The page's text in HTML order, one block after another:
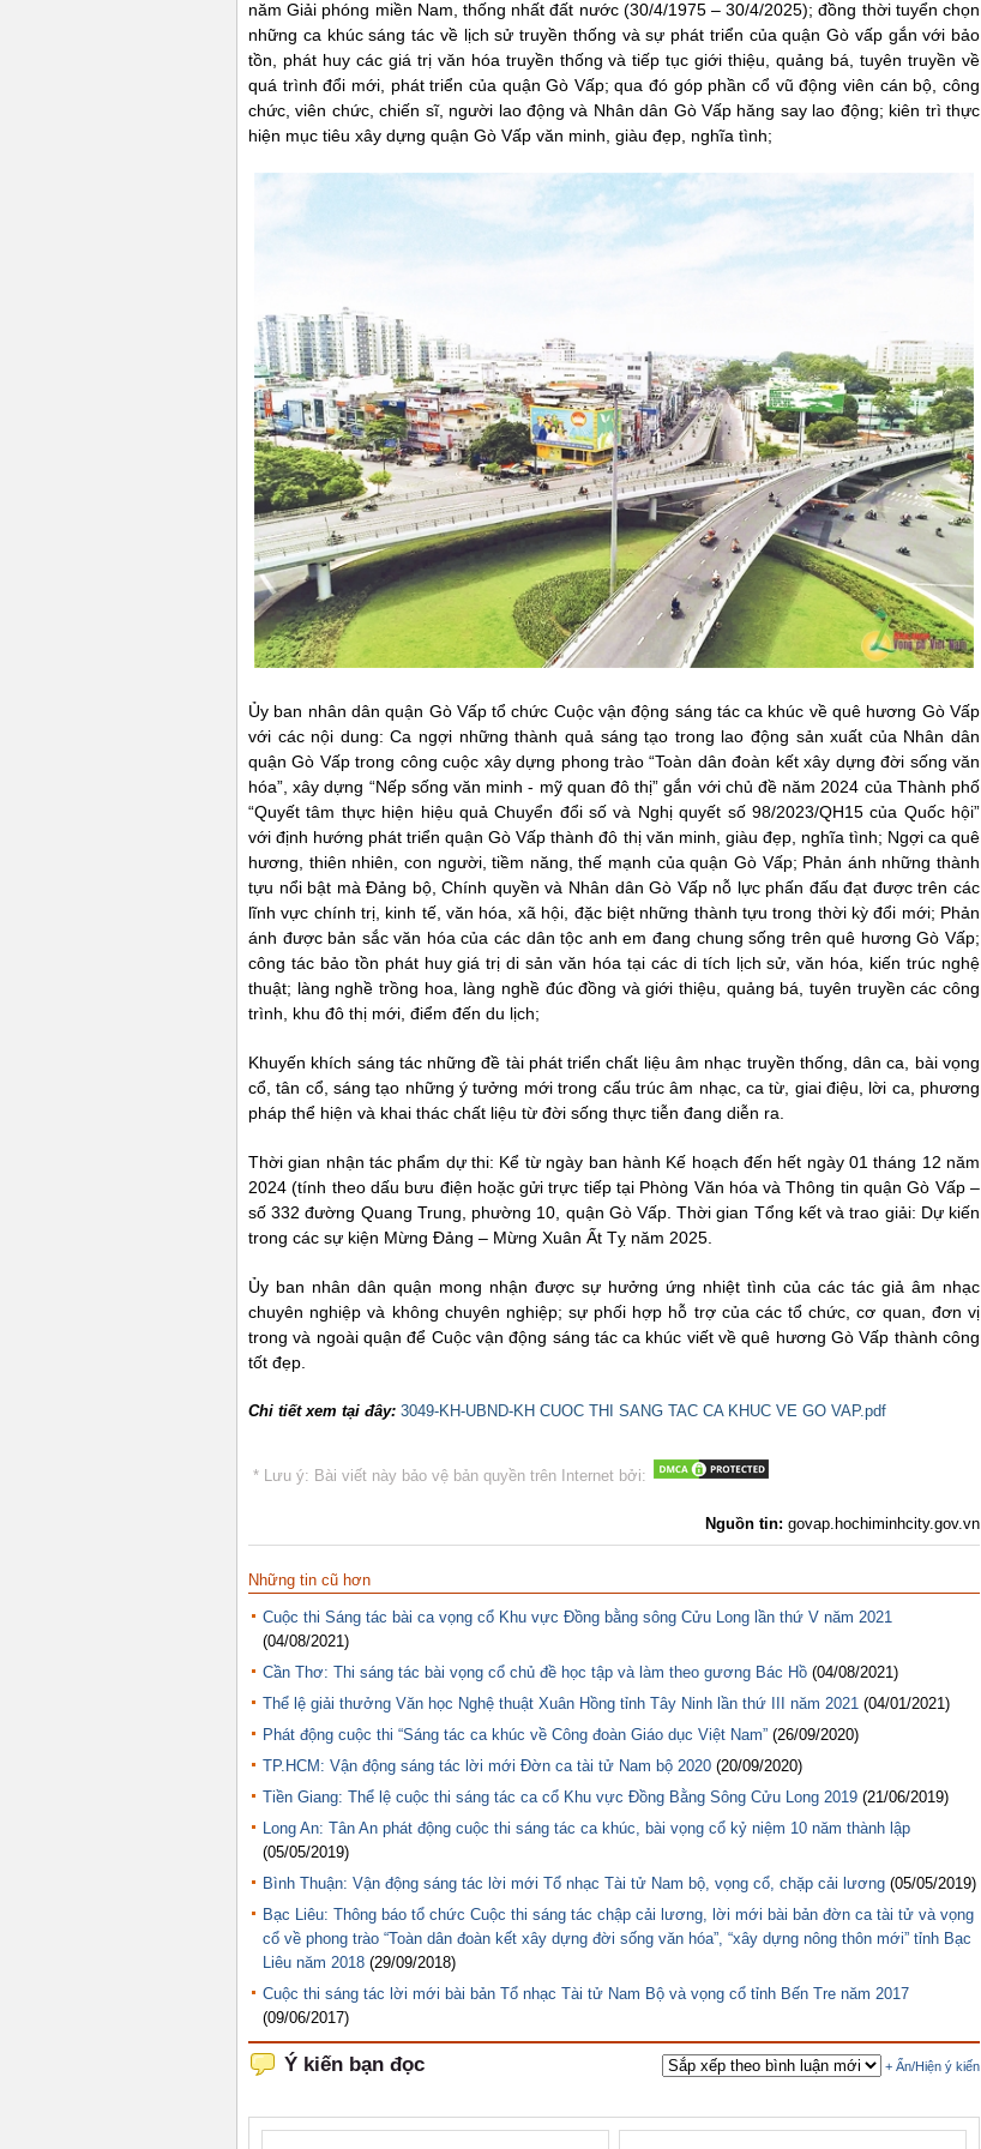
năm Giải phóng miền Nam, thống nhất đất nước (30/4/1975 – 30/4/2025); đồng thời tuyển chọn
những ca khúc sáng tác về lịch sử truyền thống và sự phát triển của quận Gò vấp gắn với bảo
tồn, phát huy các giá trị văn hóa truyền thống và tiếp tục giới thiệu, quảng bá, tuyên truyền về
quá trình đổi mới, phát triển của quận Gò Vấp; qua đó góp phần cổ vũ động viên cán bộ, công
chức, viên chức, chiến sĩ, người lao động và Nhân dân Gò Vấp hăng say lao động; kiên trì thực
hiện mục tiêu xây dựng quận Gò Vấp văn minh, giàu đẹp, nghĩa tình;
Ủy ban nhân dân quận Gò Vấp tổ chức Cuộc vận động sáng tác ca khúc về quê hương Gò Vấp
với các nội dung: Ca ngợi những thành quả sáng tạo trong lao động sản xuất của Nhân dân
quận Gò Vấp trong công cuộc xây dựng phong trào “Toàn dân đoàn kết xây dựng đời sống văn
hóa”, xây dựng “Nếp sống văn minh - mỹ quan đô thị” gắn với chủ đề năm 2024 của Thành phố
“Quyết tâm thực hiện hiệu quả Chuyển đổi số và Nghị quyết số 98/2023/QH15 của Quốc hội”
với định hướng phát triển quận Gò Vấp thành đô thị văn minh, giàu đẹp, nghĩa tình; Ngợi ca quê
hương, thiên nhiên, con người, tiềm năng, thế mạnh của quận Gò Vấp; Phản ánh những thành
tựu nổi bật mà Đảng bộ, Chính quyền và Nhân dân Gò Vấp nỗ lực phấn đấu đạt được trên các
lĩnh vực chính trị, kinh tế, văn hóa, xã hội, đặc biệt những thành tựu trong thời kỳ đổi mới; Phản
ánh được bản sắc văn hóa của các dân tộc anh em đang chung sống trên quê hương Gò Vấp;
công tác bảo tồn phát huy giá trị di sản văn hóa tại các di tích lịch sử, văn hóa, kiến trúc nghệ
thuật; làng nghề trồng hoa, làng nghề đúc đồng và giới thiệu, quảng bá, tuyên truyền các công
trình, khu đô thị mới, điểm đến du lịch;
Khuyến khích sáng tác những đề tài phát triển chất liệu âm nhạc truyền thống, dân ca, bài vọng
cổ, tân cổ, sáng tạo những ý tưởng mới trong cấu trúc âm nhạc, ca từ, giai điệu, lời ca, phương
pháp thể hiện và khai thác chất liệu từ đời sống thực tiễn đang diễn ra.
Thời gian nhận tác phẩm dự thi: Kể từ ngày ban hành Kế hoạch đến hết ngày 01 tháng 12 năm
2024 (tính theo dấu bưu điện hoặc gửi trực tiếp tại Phòng Văn hóa và Thông tin quận Gò Vấp –
số 332 đường Quang Trung, phường 10, quận Gò Vấp. Thời gian Tổng kết và trao giải: Dự kiến
trong các sự kiện Mừng Đảng – Mừng Xuân Ất Tỵ năm 2025.
Ủy ban nhân dân quận mong nhận được sự hưởng ứng nhiệt tình của các tác giả âm nhạc
chuyên nghiệp và không chuyên nghiệp; sự phối hợp hỗ trợ của các tổ chức, cơ quan, đơn vị
trong và ngoài quận để Cuộc vận động sáng tác ca khúc viết về quê hương Gò Vấp thành công
tốt đẹp.
Chi tiết xem tại đây: 3049-KH-UBND-KH CUOC THI SANG TAC CA KHUC VE GO VAP.pdf
* Lưu ý: Bài viết này bảo vệ bản quyền trên Internet bởi:
Nguồn tin: govap.hochiminhcity.gov.vn
Những tin cũ hơn
Cuộc thi Sáng tác bài ca vọng cổ Khu vực Đồng bằng sông Cửu Long lần thứ V năm 2021
(04/08/2021)
Cần Thơ: Thi sáng tác bài vọng cổ chủ đề học tập và làm theo gương Bác Hồ (04/08/2021)
Thể lệ giải thưởng Văn học Nghệ thuật Xuân Hồng tỉnh Tây Ninh lần thứ III năm 2021 (04/01/2021)
Phát động cuộc thi “Sáng tác ca khúc về Công đoàn Giáo dục Việt Nam” (26/09/2020)
TP.HCM: Vận động sáng tác lời mới Đờn ca tài tử Nam bộ 2020 (20/09/2020)
Tiền Giang: Thể lệ cuộc thi sáng tác ca cổ Khu vực Đồng Bằng Sông Cửu Long 2019 (21/06/2019)
Long An: Tân An phát động cuộc thi sáng tác ca khúc, bài vọng cổ kỷ niệm 10 năm thành lập
(05/05/2019)
Bình Thuận: Vận động sáng tác lời mới Tổ nhạc Tài tử Nam bộ, vọng cổ, chặp cải lương (05/05/2019)
Bạc Liêu: Thông báo tổ chức Cuộc thi sáng tác chập cải lương, lời mới bài bản đờn ca tài tử và vọng
cổ về phong trào “Toàn dân đoàn kết xây dựng đời sống văn hóa”, “xây dựng nông thôn mới” tỉnh Bạc
Liêu năm 2018 (29/09/2018)
Cuộc thi sáng tác lời mới bài bản Tổ nhạc Tài tử Nam Bộ và vọng cổ tỉnh Bến Tre năm 2017
(09/06/2017)